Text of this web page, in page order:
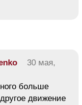
30 мая,
больше
движение